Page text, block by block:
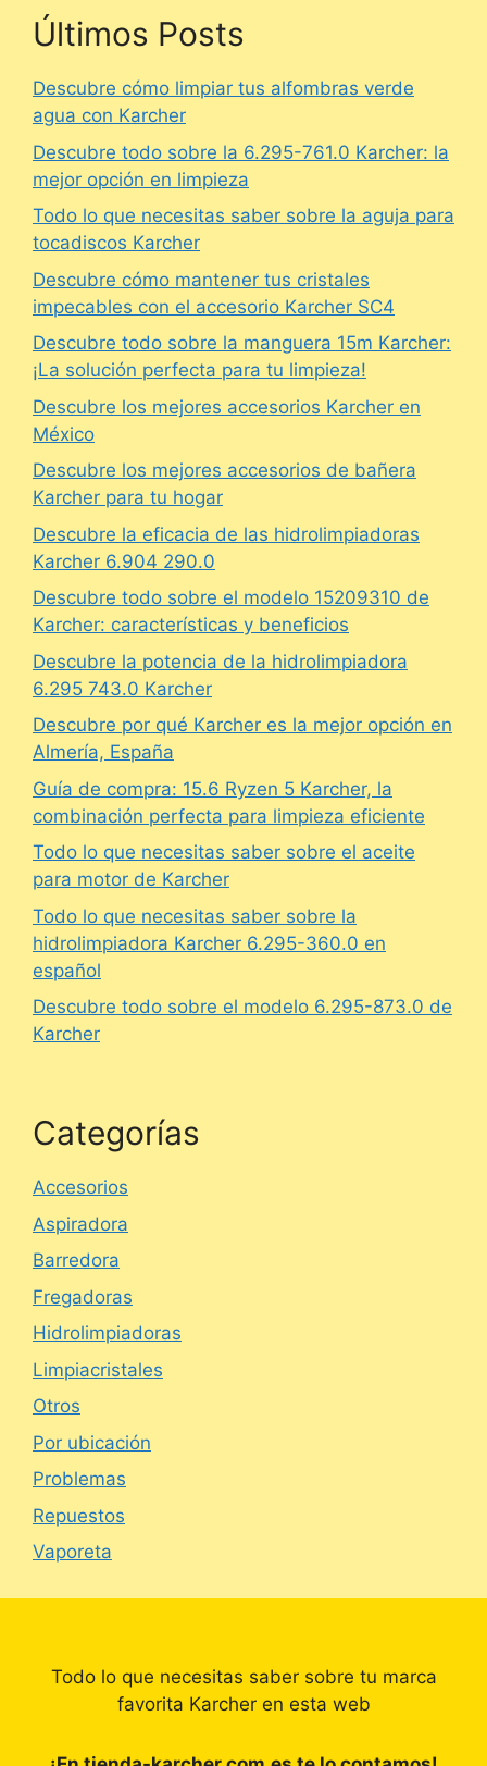
Últimos Posts
Descubre cómo limpiar tus alfombras verde
agua con Karcher
Descubre todo sobre la 6.295-761.0 Karcher: la
mejor opción en limpieza
Todo lo que necesitas saber sobre la aguja para
tocadiscos Karcher
Descubre cómo mantener tus cristales
impecables con el accesorio Karcher SC4
Descubre todo sobre la manguera 15m Karcher:
¡La solución perfecta para tu limpieza!
Descubre los mejores accesorios Karcher en
México
Descubre los mejores accesorios de bañera
Karcher para tu hogar
Descubre la eficacia de las hidrolimpiadoras
Karcher 6.904 290.0
Descubre todo sobre el modelo 15209310 de
Karcher: características y beneficios
Descubre la potencia de la hidrolimpiadora
6.295 743.0 Karcher
Descubre por qué Karcher es la mejor opción en
Almería, España
Guía de compra: 15.6 Ryzen 5 Karcher, la
combinación perfecta para limpieza eficiente
Todo lo que necesitas saber sobre el aceite
para motor de Karcher
Todo lo que necesitas saber sobre la
hidrolimpiadora Karcher 6.295-360.0 en
español
Descubre todo sobre el modelo 6.295-873.0 de
Karcher
Categorías
Accesorios
Aspiradora
Barredora
Fregadoras
Hidrolimpiadoras
Limpiacristales
Otros
Por ubicación
Problemas
Repuestos
Vaporeta
Todo lo que necesitas saber sobre tu marca
favorita Karcher en esta web